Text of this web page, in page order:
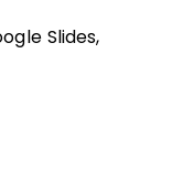
Slides,